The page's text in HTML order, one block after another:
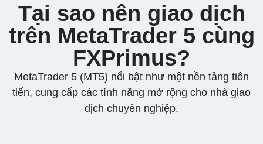
Tại sao nên giao dịch
trên MetaTrader 5 cùng
FXPrimus?
MetaTrader 5 (MT5) nổi bật như một nền tảng tiên
tiến, cung cấp các tính năng mở rộng cho nhà giao
dịch chuyên nghiệp.